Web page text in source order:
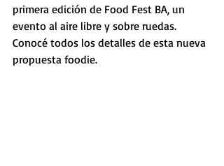
primera edición de Food Fest BA, un
evento al aire libre y sobre ruedas.
Conocé todos los detalles de esta nueva
propuesta foodie.